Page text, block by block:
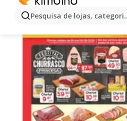
Pesquisa de lojas,